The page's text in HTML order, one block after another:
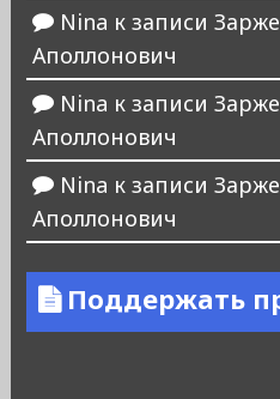
Nina к записи
Аполлонович
Nina к записи
Аполлонович
Nina к записи
Аполлонович
Поддержать